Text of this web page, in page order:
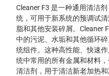
Cleaner F3 是一种通用清洁
统，可用于新系统的预调试
脂和其他安装碎屑。Cleaner
中的污泥、水垢和其他循环
统组件。这种高性能、快速
统中常用的所有金属和材料
清洁剂，用于清洁新老加热